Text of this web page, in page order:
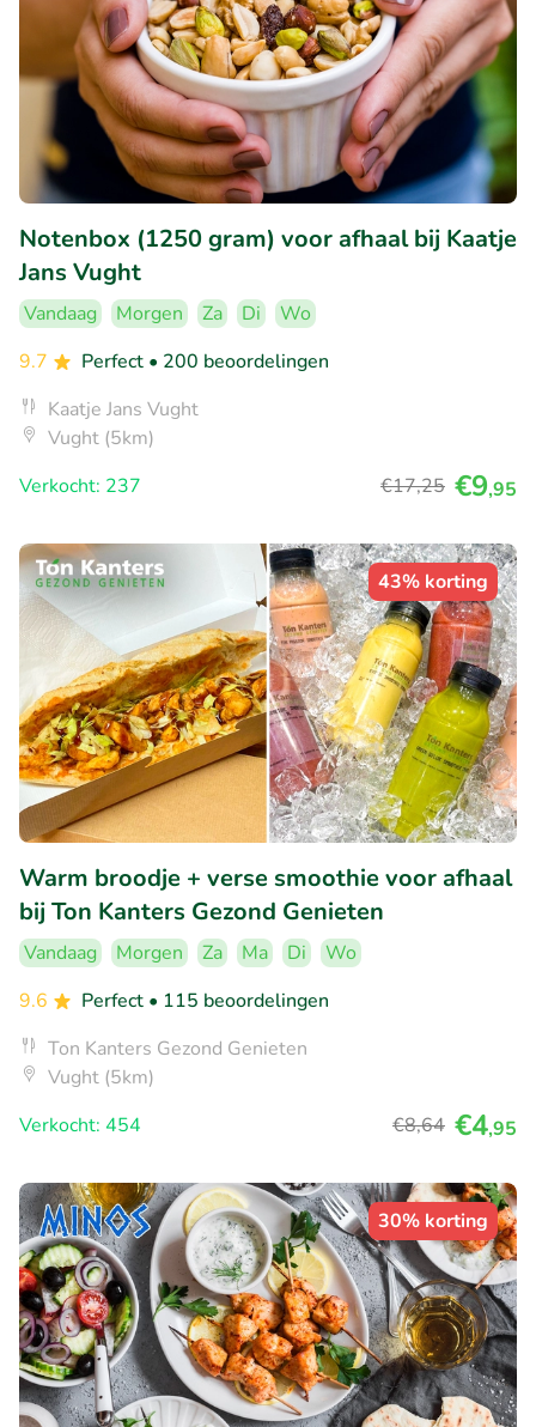
Notenbox (1250 gram) voor afhaal bij Kaatje
Jans Vught
Vandaag Morgen Za Di
Wo
9.7
Perfect • 200 beoordelingen
Kaatje Jans Vught
Vught (5km)
Verkocht: 237
€17,25 €9,95
43% korting
Warm broodje + verse smoothie voor afhaal
bij Ton Kanters Gezond Genieten
Vandaag Morgen Za Ma Di
Wo
9.6
Perfect • 115 beoordelingen
Ton Kanters Gezond Genieten
Vught (5km)
Verkocht: 454
€8,64 €4,95
30% korting